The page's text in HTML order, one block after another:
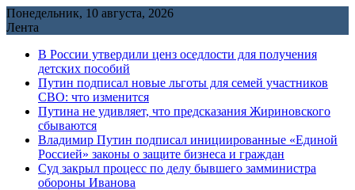
Перейти
к
Понедельник, 10 августа, 2026
Лента
В России утвердили ценз оседлости для получения
детских пособий
Путин подписал новые льготы для семей участников
СВО: что изменится
Путина не удивляет, что предсказания Жириновского
сбываются
Владимир Путин подписал инициированные «Единой
Россией» законы о защите бизнеса и граждан
Cуд закрыл процесс по делу бывшего замминистра
обороны Иванова